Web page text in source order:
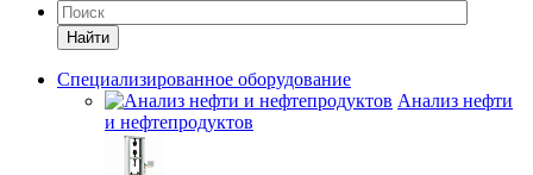
Найти
Специализированное оборудование
Анализ нефти
и нефтепродуктов